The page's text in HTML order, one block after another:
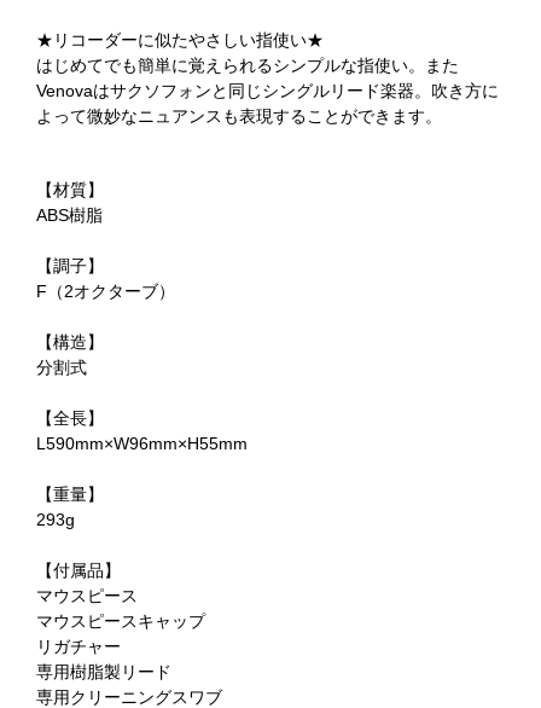
★リコーダーに似たやさしい指使い★
はじめてでも簡単に覚えられるシンプルな指使い。また
Venovaはサクソフォンと同じシングルリード楽器。吹き方に
よって微妙なニュアンスも表現することができます。
【材質】
ABS樹脂
【調子】
F（2オクターブ）
【構造】
分割式
【全長】
L590mm×W96mm×H55mm
【重量】
293g
【付属品】
マウスピース
マウスピースキャップ
リガチャー
専用樹脂製リード
専用クリーニングスワブ